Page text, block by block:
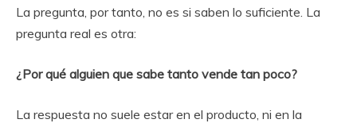
La pregunta, por tanto, no es si saben lo suficiente. La
pregunta real es otra:
¿Por qué alguien que sabe tanto vende tan poco?
La respuesta no suele estar en el producto, ni en la